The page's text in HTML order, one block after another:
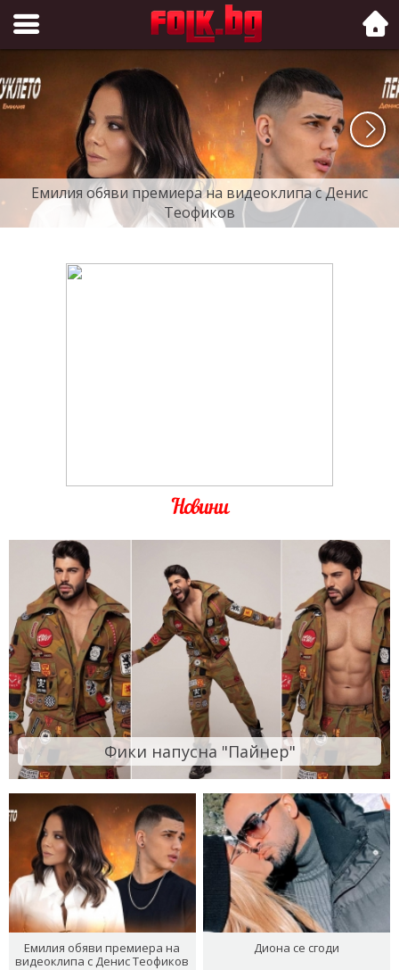
Folk.bg
Емилия обяви премиера на видеоклипа с Денис
Теофиков
Новини
Фики напусна "Пайнер"
Емилия обяви премиера на
видеоклипа с Денис Теофиков
Диона се сгоди